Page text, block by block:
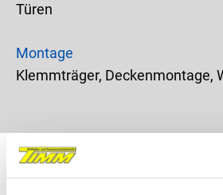
Türen
Montage
Klemmträger, Deckenmontage,